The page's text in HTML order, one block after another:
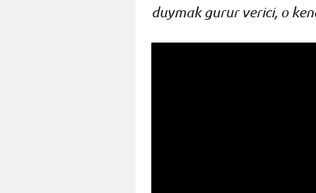
duymak gurur verici, o